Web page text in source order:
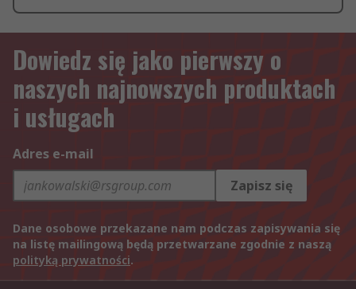
Dowiedz się jako pierwszy o
naszych najnowszych produktach
i usługach
Adres e-mail
Zapisz się
Dane osobowe przekazane nam podczas zapisywania się
na listę mailingową będą przetwarzane zgodnie z naszą
polityką prywatności.